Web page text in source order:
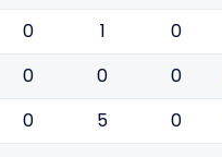
0 1 0
0 0 0
0 5 0